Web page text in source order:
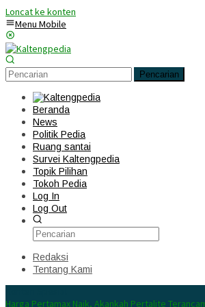
Loncat ke konten
Menu Mobile
Pencarian
Beranda
News
Politik Pedia
Ruang santai
Survei Kaltengpedia
Topik Pilihan
Tokoh Pedia
Log In
Log Out
Redaksi
Tentang Kami
Harga Pertamax Naik, Akankah Pertalite